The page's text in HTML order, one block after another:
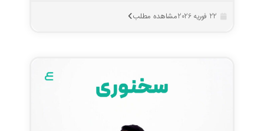
22 فوریه 2026 مشاهده مطلب